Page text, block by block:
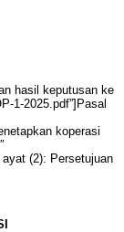
hasil keputusan ke
1-2025.pdf”]Pasal
koperasi
(2): Persetujuan